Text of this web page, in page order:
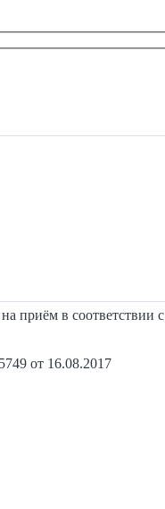
приём в соответствии с
от 16.08.2017